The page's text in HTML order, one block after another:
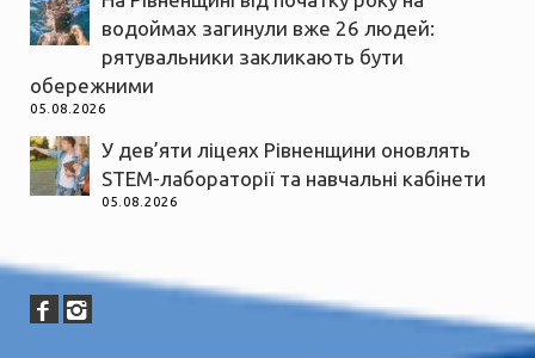
водоймах загинули вже 26 людей:
рятувальники закликають бути
обережними
05.08.2026
У дев’яти ліцеях Рівненщини оновлять
STEM-лабораторії та навчальні кабінети
05.08.2026